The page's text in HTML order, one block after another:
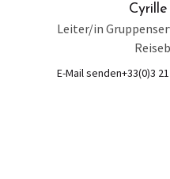
Leiter/in
E-Mail senden+33(0)3